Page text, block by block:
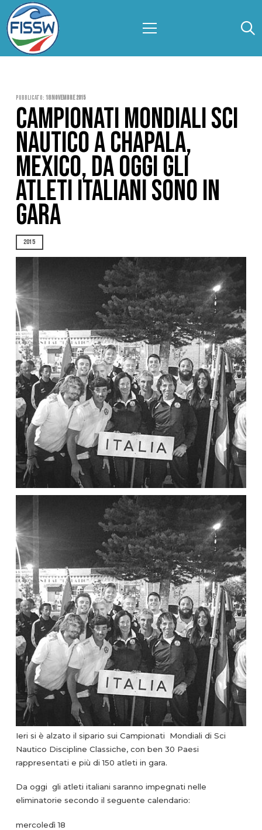
Pubblicato: 18 Novembre 2015
CAMPIONATI MONDIALI SCI
NAUTICO A CHAPALA,
MEXICO, DA OGGI GLI
ATLETI ITALIANI SONO IN
GARA
2015
Ieri si è alzato il sipario sui Campionati Mondiali di Sci
Nautico Discipline Classiche, con ben 30 Paesi
rappresentati e più di 150 atleti in gara.
Da oggi gli atleti italiani saranno impegnati nelle
eliminatorie secondo il seguente calendario:
mercoledì 18